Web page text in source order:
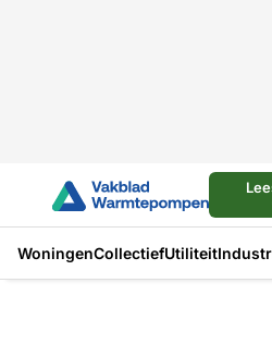
WoningenCollectiefUtiliteit